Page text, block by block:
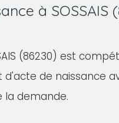
à SOSSAIS
(86230) est
d'acte de naissance
la demande.